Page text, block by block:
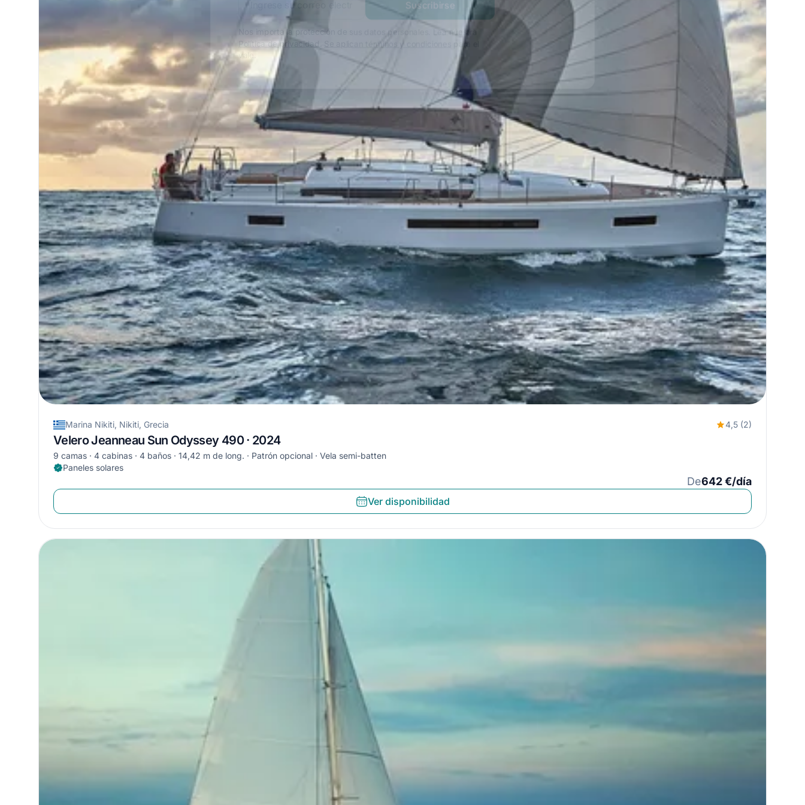
Marina Nikiti, Nikiti, Grecia 4,5 (2)
Velero Jeanneau Sun Odyssey 490 · 2024
9 camas 4 cabinas 4 baños 14,42 m de long. Patrón opcional
Vela semi-batten
Paneles solares
De642 €/día
Ver disponibilidad
Suscribirse
Nos importa la protección de sus datos personales. Lea nuestra
Política de privacidad
Se aplican términos y condiciones
para el
vale.